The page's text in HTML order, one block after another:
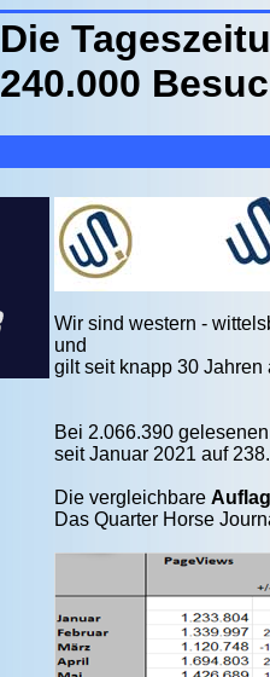
Die
240.000
Wir sind western -
und
gilt seit knapp 30
Bei 2.066.390 gelesenen
seit Januar 2021 auf
Die vergleichbare
Das Quarter Horse